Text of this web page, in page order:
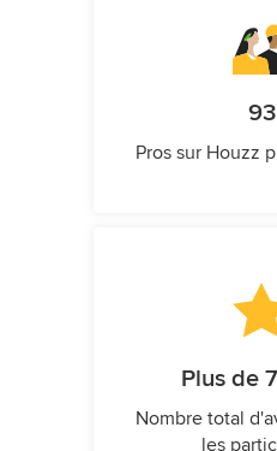
93
Pros sur Houzz
Plus de
Nombre total
les